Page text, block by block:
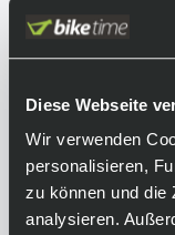
Diese Webseite
Wir verwenden
personalisieren,
zu können und die
analysieren.
Supreme-
Griffen von
Trekkingrad
Achtung:
Das